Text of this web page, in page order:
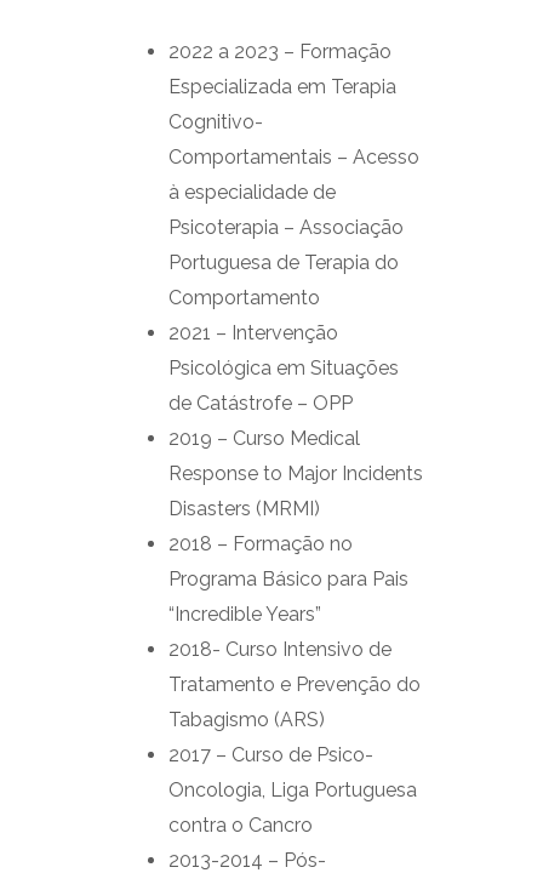
2022 a 2023 – Formação
Especializada em Terapia
Cognitivo-
Comportamentais – Acesso
à especialidade de
Psicoterapia – Associação
Portuguesa de Terapia do
Comportamento
2021 – Intervenção
Psicológica em Situações
de Catástrofe – OPP
2019 – Curso Medical
Response to Major Incidents
Disasters (MRMI)
2018 – Formação no
Programa Básico para Pais
“Incredible Years”
2018- Curso Intensivo de
Tratamento e Prevenção do
Tabagismo (ARS)
2017 – Curso de Psico-
Oncologia, Liga Portuguesa
contra o Cancro
2013-2014 – Pós-